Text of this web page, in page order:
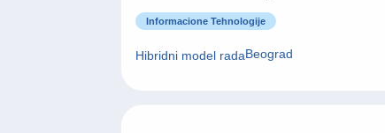
Informacione Tehnologije
Hibridni model radaBeograd